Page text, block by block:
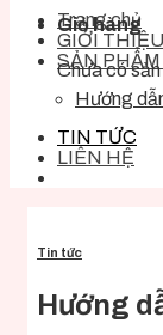
Giỏ hàng
Chưa có
Trang chủ
GIỚI THIỆU
SẢN PHẨM
Hướng
TIN TỨC
LIÊN HỆ
Tin tức
Hướng